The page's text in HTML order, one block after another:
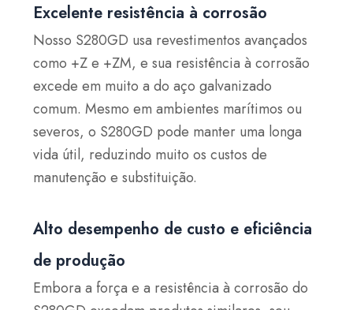
Excelente resistência à corrosão
Nosso S280GD usa revestimentos avançados
como +Z e +ZM, e sua resistência à corrosão
excede em muito a do aço galvanizado
comum. Mesmo em ambientes marítimos ou
severos, o S280GD pode manter uma longa
vida útil, reduzindo muito os custos de
manutenção e substituição.
Alto desempenho de custo e eficiência
de produção
Embora a força e a resistência à corrosão do